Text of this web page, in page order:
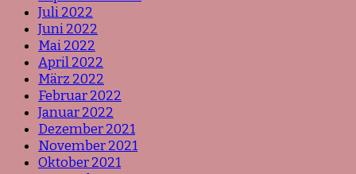
Juli 2022
Juni 2022
Mai 2022
April 2022
März 2022
Februar 2022
Januar 2022
Dezember 2021
November 2021
Oktober 2021